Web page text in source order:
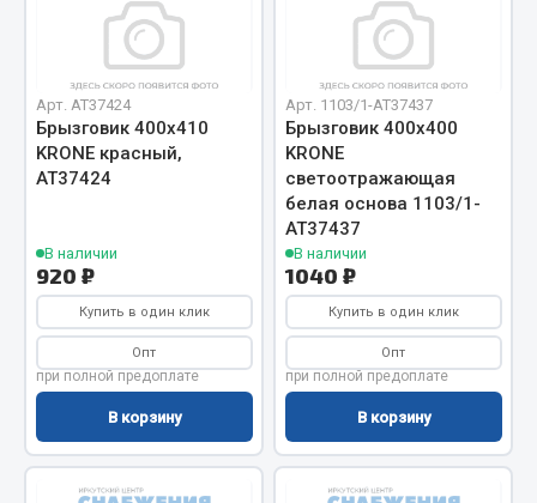
Лента конвейерная
Паронит
Патрубки
Прокладки
Рукава высокого давления
Показать ещё
Весь раздел
Автомобильная электрика
Автолампы
Блоки реле и предохранителей
Вилки нагрузочные
Арт. AT37424
Брызговик 400х410
KRONE красный,
АТ37424
В наличии
920 ₽
Купить в один клик
Опт
при полной предоплате
В корзину
Арт. 1103/1-AT37437
Брызговик 400х400
KRONE
светоотражающая
белая основа 1103/1-
АТ37437
В наличии
1040 ₽
Купить в один клик
Опт
при полной предоплате
В корзину